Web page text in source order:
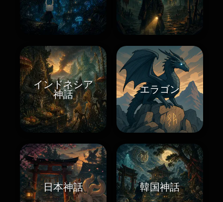
インドネシア
神話
エラゴン
日本神話 韓国神話